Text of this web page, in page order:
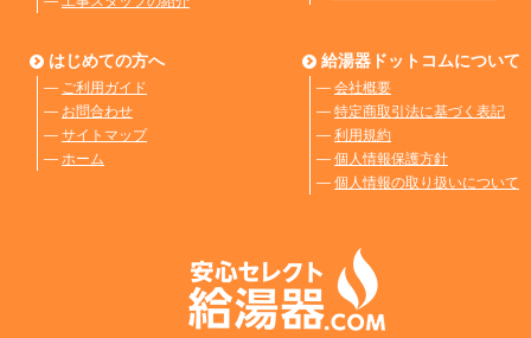
はじめての方へ
― ご利用ガイド
― お問合わせ
― サイトマップ
― ホーム
給湯器ドットコムについて
― 会社概要
― 特定商取引法に基づく表記
― 利用規約
― 個人情報保護方針
― 個人情報の取り扱いについて